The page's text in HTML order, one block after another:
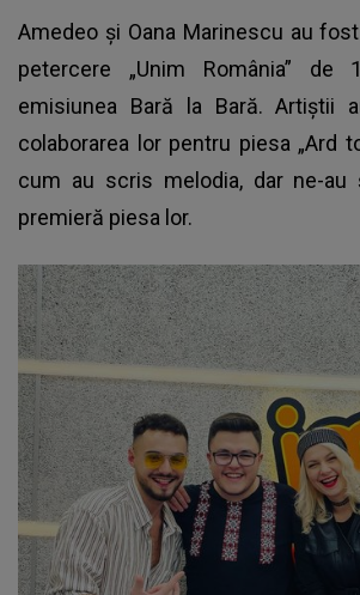
Amedeo și Oana Marinescu au
petercere „Unim România” de
emisiunea Bară la Bară. Artiștii
colaborarea lor pentru piesa „Ard
cum au scris melodia, dar ne-au
premieră piesa lor.